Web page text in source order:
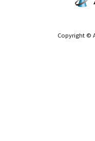
Copyright ©